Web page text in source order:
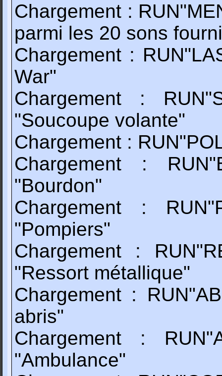
Chargement :
parmi les 20 sons
Chargement :
War"
Chargement :
"Soucoupe volante"
Chargement :
Chargement :
"Bourdon"
Chargement :
"Pompiers"
Chargement :
"Ressort métallique"
Chargement :
abris"
Chargement :
"Ambulance"